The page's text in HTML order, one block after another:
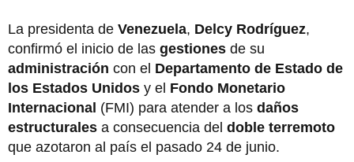
La presidenta de Venezuela, Delcy Rodríguez,
confirmó el inicio de las gestiones de su
administración con el Departamento de Estado de
los Estados Unidos y el Fondo Monetario
Internacional (FMI) para atender a los daños
estructurales a consecuencia del doble terremoto
que azotaron al país el pasado 24 de junio.